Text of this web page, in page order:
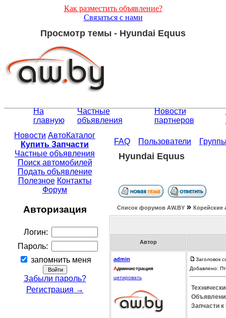
Как разместить объявление?
Связаться с нами
Просмотр темы - Hyundai Equus
На
главную
Частные
объявления
Новости
партнеров
Новости АвтоКаталог
Купить Запчасти
Частные объявления
Поиск автомобилей
Подать объявление
Полезное Контакты
Форум
Авторизация
Логин:
Пароль:
запомнить меня
Забыли пароль?
Регистрация →
FAQ Пользователи
Hyundai Equus
Список форумов АW.BY » Корейские
Автор
admin
Администрация
цитировать
Заголовок
Добавлено:
Запчасти